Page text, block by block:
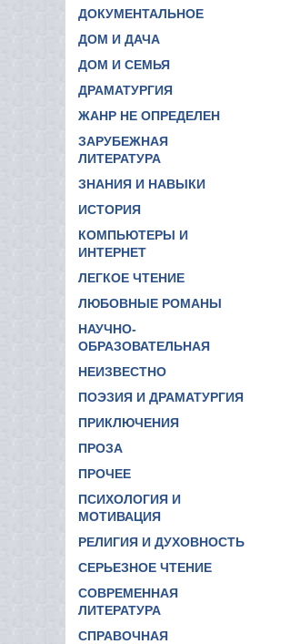
ДОКУМЕНТАЛЬНОЕ
ДОМ И ДАЧА
ДОМ И СЕМЬЯ
ДРАМАТУРГИЯ
ЖАНР НЕ ОПРЕДЕЛЕН
ЗАРУБЕЖНАЯ
ЛИТЕРАТУРА
ЗНАНИЯ И НАВЫКИ
ИСТОРИЯ
КОМПЬЮТЕРЫ И
ИНТЕРНЕТ
ЛЕГКОЕ ЧТЕНИЕ
ЛЮБОВНЫЕ РОМАНЫ
НАУЧНО-
ОБРАЗОВАТЕЛЬНАЯ
НЕИЗВЕСТНО
ПОЭЗИЯ И ДРАМАТУРГИЯ
ПРИКЛЮЧЕНИЯ
ПРОЗА
ПРОЧЕЕ
ПСИХОЛОГИЯ И
МОТИВАЦИЯ
РЕЛИГИЯ И ДУХОВНОСТЬ
СЕРЬЕЗНОЕ ЧТЕНИЕ
СОВРЕМЕННАЯ
ЛИТЕРАТУРА
СПРАВОЧНАЯ